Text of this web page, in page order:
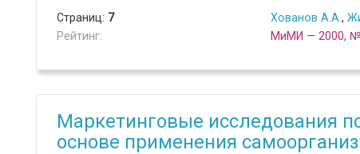
Страниц: 7
Рейтинг:
Хованов А.А. ,
МиМИ — 2000,
Маркетинговые исследования
основе применения